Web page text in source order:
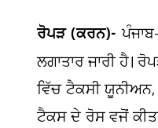
ਰੋਪੜ (ਕਰਨ)-
ਲਗਾਤਾਰ ਜਾਰੀ ਹੈ।
ਵਿੱਚ ਟੈਕਸੀ
ਟੈਕਸ ਦੇ ਰੋਸ ਵਜੋਂ